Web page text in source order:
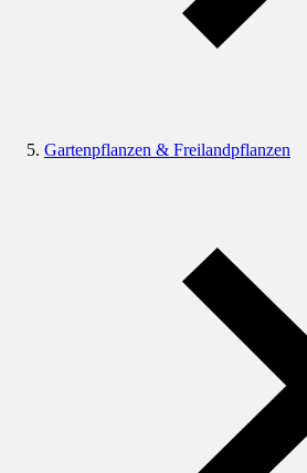
Gartenpflanzen & Freilandpflanzen